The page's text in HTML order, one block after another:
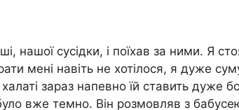
нашої сусідки, і поїхав за ними. Я
мені навіть не хотілося, я дуже
зараз напевно їй ставить дуже
вже темно. Він розмовляв з